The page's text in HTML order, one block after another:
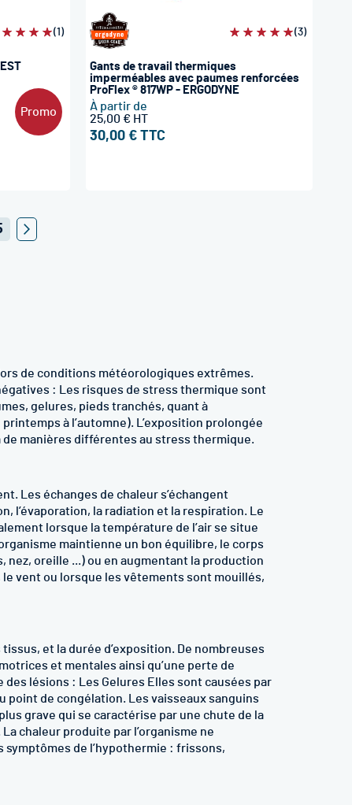
de conditions météorologiques extrêmes.
: Les risques de stress thermique sont
gelures, pieds tranchés, quant à
à l’automne). L’exposition prolongée
manières différentes au stress thermique.
Les échanges de chaleur s’échangent
l’évaporation, la radiation et la respiration. Le
lorsque la température de l’air se situe
maintienne un bon équilibre, le corps
oreille ...) ou en augmentant la production
vent ou lorsque les vêtements sont mouillés,
et la durée d’exposition. De nombreuses
et mentales ainsi qu’une perte de
lésions : Les Gelures Elles sont causées par
point de congélation. Les vaisseaux sanguins
grave qui se caractérise par une chute de la
chaleur produite par l’organisme ne
symptômes de l’hypothermie : frissons,
Promo
(1) Évaluation:(3)
Gants de travail thermiques
imperméables avec paumes renforcées
ProFlex ® 817WP - ERGODYNE
À partir de
30,00 €
25,00 €
Page
Suivant